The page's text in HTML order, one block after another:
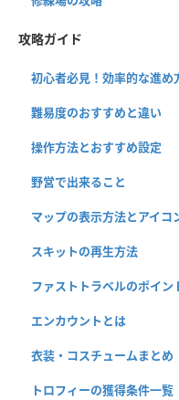
攻略ガイド
初心者必見！効率的な進め
難易度のおすすめと違い
操作方法とおすすめ設定
野営で出来ること
マップの表示方法とアイコ
スキットの再生方法
ファストトラベルのポイン
エンカウントとは
衣装・コスチュームまとめ
トロフィーの獲得条件一覧